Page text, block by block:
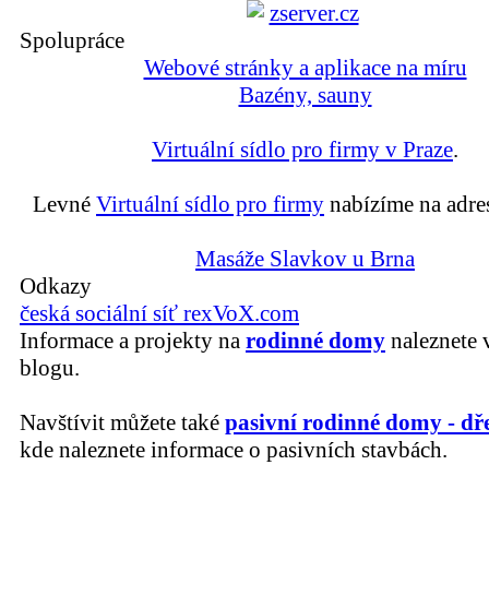
Spolupráce
Webové stránky a aplikace na míru
Bazény, sauny
Virtuální sídlo pro firmy v Praze.
Levné Virtuální sídlo pro firmy nabízíme na
Masáže Slavkov u Brna
Odkazy
česká sociální síť rexVoX.com
Informace a projekty na rodinné domy naleznete
blogu.
Navštívit můžete také pasivní rodinné domy -
kde naleznete informace o pasivních stavbách.